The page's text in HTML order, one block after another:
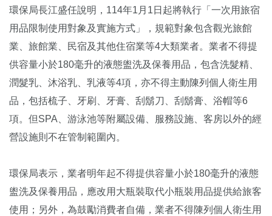
環保局長江盛任說明，114年1月1日起將執行「一次用旅宿
用品限制使用對象及實施方式」，規範對象包含觀光旅館
業、旅館業、民宿及其他住宿業等4大類業者。業者不得提
供容量小於180毫升的液態盥洗及保養用品，包含洗髮精、
潤髮乳、沐浴乳、乳液等4項，亦不得主動陳列個人衛生用
品，包括梳子、牙刷、牙膏、刮鬍刀、刮鬍膏、浴帽等6
項。但SPA、游泳池等附屬設備、服務設施、客房以外的經
營設施則不在管制範圍內。
環保局表示，業者明年起不得提供容量小於180毫升的液態
盥洗及保養用品，應改用大瓶裝取代小瓶裝用品提供給旅客
使用；另外，為鼓勵消費者自備，業者不得陳列個人衛生用